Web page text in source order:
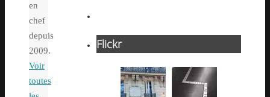
en
chef
depuis
2009.
Voir
toutes
Flickr